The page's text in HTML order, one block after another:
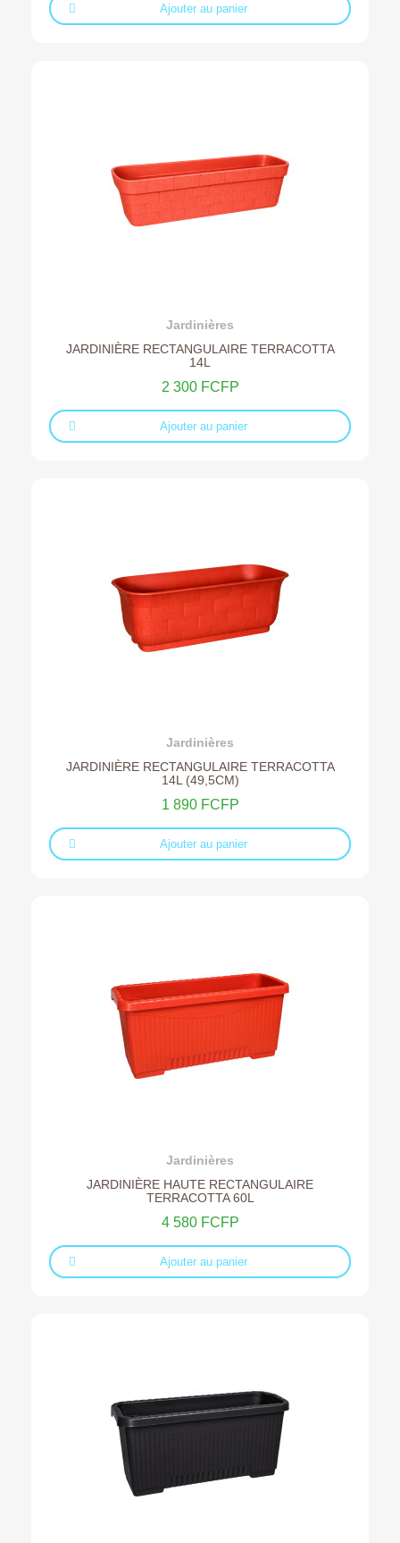
Ajouter au panier
Ajouter au devis
Jardinières
JARDINIÈRE RECTANGULAIRE TERRACOTTA
14L
2 300 FCFP
Ajouter au panier
Ajouter au devis
Jardinières
JARDINIÈRE RECTANGULAIRE TERRACOTTA
14L (49,5CM)
1 890 FCFP
Ajouter au panier
Ajouter au devis
Jardinières
JARDINIÈRE HAUTE RECTANGULAIRE
TERRACOTTA 60L
4 580 FCFP
Ajouter au panier